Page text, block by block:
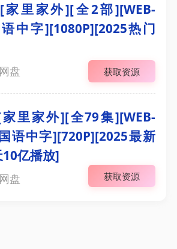
里家外][全2部][WEB-
中字][1080P][2025热门
盘 获取资源
里家外][全79集][WEB-
语中字][720P][2025最新
亿播放]
盘 获取资源